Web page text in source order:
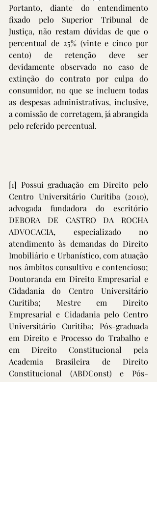
Portanto, diante do entendimento
fixado pelo Superior Tribunal de
Justiça, não restam dúvidas de que o
percentual de 25% (vinte e cinco por
cento) de retenção deve ser
devidamente observado no caso de
extinção do contrato por culpa do
consumidor, no que se incluem todas
as despesas administrativas, inclusive,
a comissão de corretagem, já abrangida
pelo referido percentual.
[1] Possui graduação em Direito pelo
Centro Universitário Curitiba (2010),
advogada fundadora do escritório
DEBORA DE CASTRO DA ROCHA
ADVOCACIA, especializado no
atendimento às demandas do Direito
Imobiliário e Urbanístico, com atuação
nos âmbitos consultivo e contencioso;
Doutoranda em Direito Empresarial e
Cidadania do Centro Universitário
Curitiba; Mestre em Direito
Empresarial e Cidadania pelo Centro
Universitário Curitiba; Pós-graduada
em Direito e Processo do Trabalho e
em Direito Constitucional pela
Academia Brasileira de Direito
Constitucional (ABDConst) e Pós-
graduanda em Direito Imobiliário pela